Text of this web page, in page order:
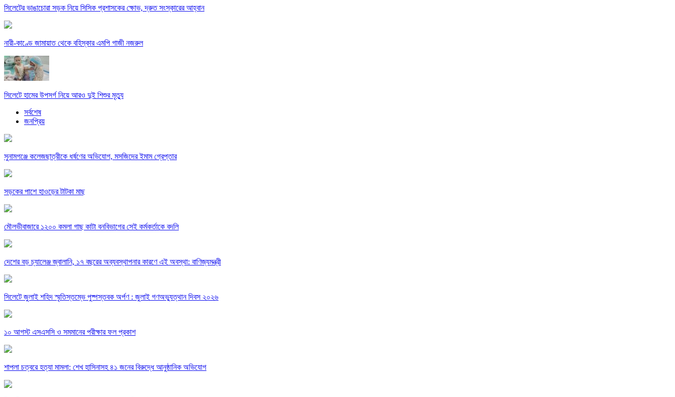
সিলেটের ভাঙাচোরা সড়ক নিয়ে সিসিক প্রশাসকের ক্ষোভ, দ্রুত সংস্কারের আহ্বান
নারী-কাণ্ডে জামায়াত থেকে বহিস্কার এমপি গাজী নজরুল
সিলেটে হামের উপসর্গ নিয়ে আরও দুই শিশুর মৃত্যু
সর্বশেষ
জনপ্রিয়
সুনামগঞ্জে কলেজছাত্রীকে ধর্ষণের অভিযোগ, মসজিদের ইমাম গ্রেপ্তার
সড়কের পাশে হাওড়ের টাটকা মাছ
মৌলভীবাজারে ১২০০ কমলা গাছ কাটা বনবিভাগের সেই কর্মকর্তাকে বদলি
দেশের বড় চ্যালেঞ্জ জ্বালানি, ১৭ বছরের অব্যবস্থাপনার কারণে এই অবস্থা: বাণিজ্যমন্ত্রী
সিলেটে জুলাই শহিদ স্মৃতিস্তম্ভে পুষ্পস্তবক অর্পণ : জুলাই গণঅভ্যুত্থান দিবস ২০২৬
১০ আগস্ট এসএসসি ও সমমানের পরীক্ষার ফল প্রকাশ
শাপলা চত্বরে হত্যা মামলা: শেখ হাসিনাসহ ৪১ জনের বিরুদ্ধে আনুষ্ঠানিক অভিযোগ